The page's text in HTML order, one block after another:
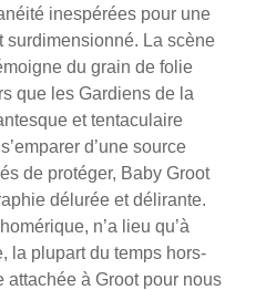
inespérées pour une
surdimensionné. La scène
du grain de folie
que les Gardiens de la
et tentaculaire
d’une source
de protéger, Baby Groot
délurée et délirante.
n’a lieu qu’à
la plupart du temps hors-
attachée à Groot pour nous